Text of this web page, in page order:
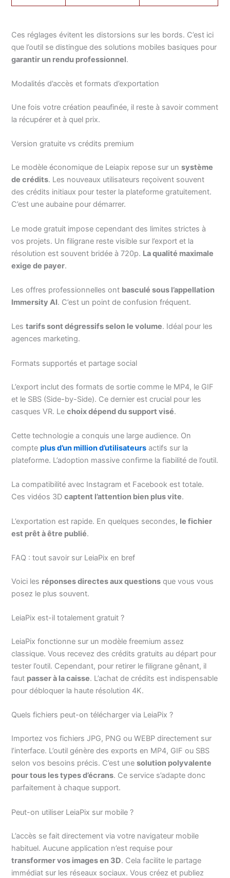
Ces réglages évitent les distorsions sur les bords. C’est ici
que l’outil se distingue des solutions mobiles basiques pour
garantir un rendu professionnel.
Modalités d’accès et formats d’exportation
Une fois votre création peaufinée, il reste à savoir comment
la récupérer et à quel prix.
Version gratuite vs crédits premium
Le modèle économique de Leiapix repose sur unsystème
de crédits. Les nouveaux utilisateurs reçoivent souvent
des crédits initiaux pour tester la plateforme gratuitement.
C’est une aubaine pour démarrer.
Le mode gratuit impose cependant des limites strictes à
vos projets. Un filigrane reste visible sur l’export et la
résolution est souvent bridée à 720p. La qualité maximale
exige de payer.
Les offres professionnelles ont basculé sous l’appellation
Immersity AI. C’est un point de confusion fréquent.
Lestarifs sont dégressifs selon le volume. Idéal pour les
agences marketing.
Formats supportés et partage social
L’export inclut des formats de sortie comme le MP4, le GIF
et le SBS (Side-by-Side). Ce dernier est crucial pour les
casques VR. Lechoix dépend du support visé.
Cette technologie a conquis une large audience. On
compteplus d’un million d’utilisateurs actifs sur la
plateforme. L’adoption massive confirme la fiabilité de l’outil.
La compatibilité avec Instagram et Facebook est totale.
Ces vidéos 3Dcaptent l’attention bien plus vite.
L’exportation est rapide. En quelques secondes, le fichier
est prêt à être publié.
FAQ : tout savoir sur LeiaPix en bref
Voici les réponses directes aux questions que vous vous
posez le plus souvent.
LeiaPix est-il totalement gratuit ?
LeiaPix fonctionne sur un modèle freemium assez
classique. Vous recevez des crédits gratuits au départ pour
tester l’outil. Cependant, pour retirer le filigrane gênant, il
faut passer à la caisse. L’achat de crédits est indispensable
pour débloquer la haute résolution 4K.
Quels fichiers peut-on télécharger via LeiaPix ?
Importez vos fichiers JPG, PNG ou WEBP directement sur
l’interface. L’outil génère des exports en MP4, GIF ou SBS
selon vos besoins précis. C’est unesolution polyvalente
pour tous les types d’écrans. Ce service s’adapte donc
parfaitement à chaque support.
Peut-on utiliser LeiaPix sur mobile ?
L’accès se fait directement via votre navigateur mobile
habituel. Aucune application n’est requise pour
transformer vos images en 3D. Cela facilite le partage
immédiat sur les réseaux sociaux. Vous créez et publiez